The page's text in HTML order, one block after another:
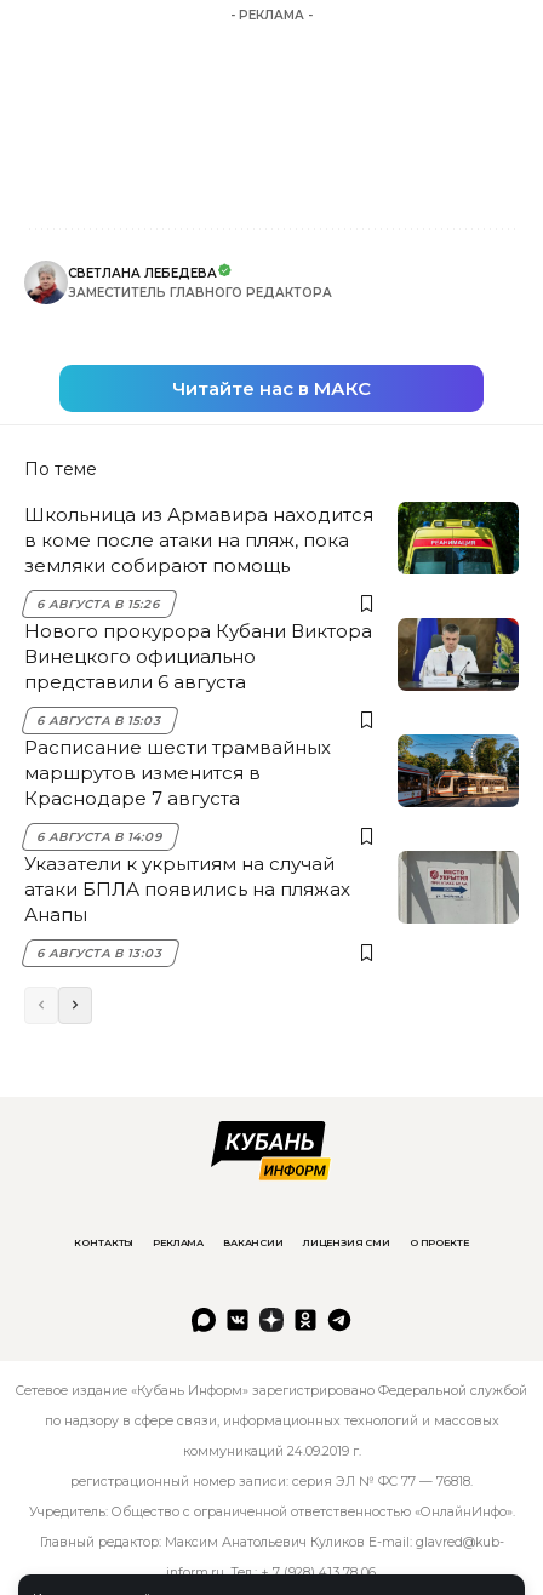
- РЕКЛАМА -
СВЕТЛАНА ЛЕБЕДЕВА
ЗАМЕСТИТЕЛЬ ГЛАВНОГО РЕДАКТОРА
Читайте нас в МАКС
По теме
Школьница из Армавира находится
в коме после атаки на пляж, пока
земляки собирают помощь
6 АВГУСТА В 15:26
Нового прокурора Кубани Виктора
Винецкого официально
представили 6 августа
6 АВГУСТА В 15:03
Расписание шести трамвайных
маршрутов изменится в
Краснодаре 7 августа
6 АВГУСТА В 14:09
Указатели к укрытиям на случай
атаки БПЛА появились на пляжах
Анапы
6 АВГУСТА В 13:03
КОНТАКТЫ РЕКЛАМА ВАКАНСИИ ЛИЦЕНЗИЯ СМИ О ПРОЕКТЕ
Сетевое издание «Кубань Информ» зарегистрировано Федеральной службой
по надзору в сфере связи, информационных технологий и массовых
коммуникаций 24.09.2019 г.
регистрационный номер записи: серия ЭЛ № ФС 77 — 76818.
Учредитель: Общество с ограниченной ответственностью «ОнлайнИнфо».
Главный редактор: Максим Анатольевич Куликов E-mail: glavred@kub-
inform.ru. Тел.:+ 7 (928) 413 78 06.